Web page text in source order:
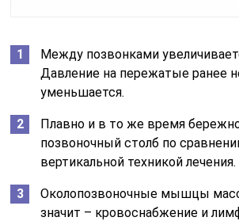
Между позвонками
Давление на пережатые ранее
уменьшается.
Плавно и в то же время
позвоночный столб по
вертикальной техникой лечения.
Околопозвоночные мышцы
значит – кровоснабжение и